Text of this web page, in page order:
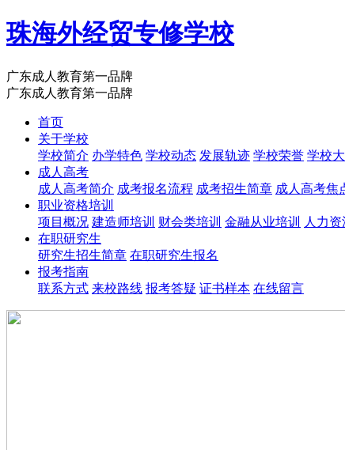
珠海外经贸专修学校
广东成人教育第一品牌
广东成人教育第一品牌
首页
关于学校
学校简介 办学特色 学校动态 发展轨迹 学校荣誉 学校
成人高考
成人高考简介 成考报名流程 成考招生简章 成人高考焦
职业资格培训
项目概况 建造师培训 财会类培训 金融从业培训 人力资
在职研究生
研究生招生简章 在职研究生报名
报考指南
联系方式 来校路线 报考答疑 证书样本 在线留言